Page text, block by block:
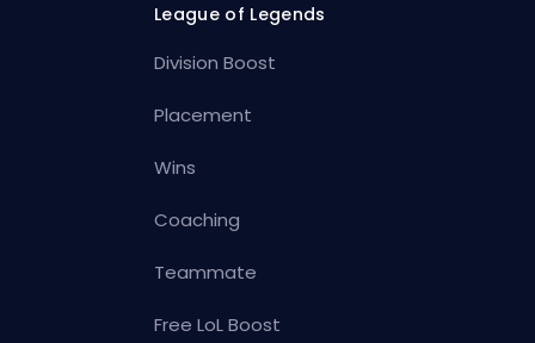
League of Legends
Division Boost
Placement
Wins
Coaching
Teammate
Free LoL Boost